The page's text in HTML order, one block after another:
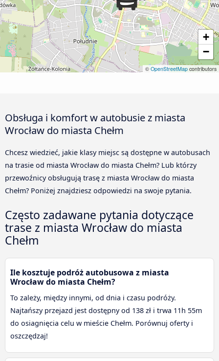
+
−
© OpenStreetMap contributors
Obsługa i komfort w autobusie z miasta
Wrocław do miasta Chełm
Chcesz wiedzieć, jakie klasy miejsc są dostępne w autobusach
na trasie od miasta Wrocław do miasta Chełm? Lub którzy
przewoźnicy obsługują trasę z miasta Wrocław do miasta
Chełm? Poniżej znajdziesz odpowiedzi na swoje pytania.
Często zadawane pytania dotyczące
trase z miasta Wrocław do miasta
Chełm
Ile kosztuje podróż autobusowa z miasta
Wrocław do miasta Chełm?
To zależy, między innymi, od dnia i czasu podróży.
Najtańszy przejazd jest dostępny od 138 zł i trwa 11h 55m
do osiagnięcia celu w mieście Chełm. Porównuj oferty i
oszczędzaj!